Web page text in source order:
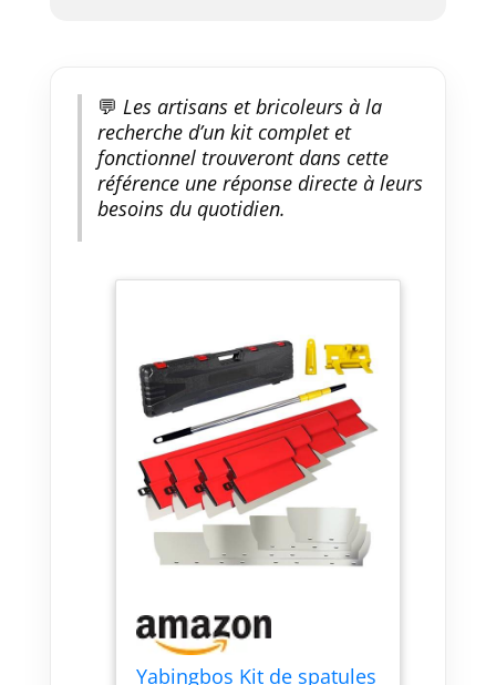
qualité, flexible et
particulièrement résistant à
l'usure, pour une longue durée
de vie lors du plâtrage. Idéal
pour les mastics, les mastics, le
plâtre, le raclage, le retrait de la
travail. 【Applications
polyvalentes】: la spatule de
surface est idéale pour lisser
facilement les surfaces plâtrées.
Le kit de couteaux à mastic en
acier inoxydable est
économique, multifonctionnel et
facile à utiliser pour le
remplissage, l'étanchéité, le
plâtre, le mastic, l'enlèvement
de la peinture et du papier
d'étanchéité.
💬 Les artisans et bricoleurs à la
recherche d’un kit complet et
fonctionnel trouveront dans cette
référence une réponse directe à leurs
besoins du quotidien.
Yabingbos Kit de spatules